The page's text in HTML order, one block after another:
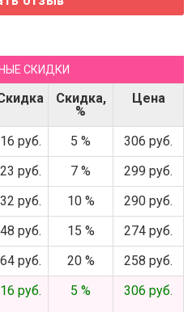
СКИДКИ
Скидка,
%
Цена
16 руб. 5 %
306 руб.
23 руб. 7 %
299 руб.
32 руб. 10 %
290 руб.
48 руб. 15 %
274 руб.
64 руб. 20 %
258 руб.
16 руб. 5 % 306 руб.